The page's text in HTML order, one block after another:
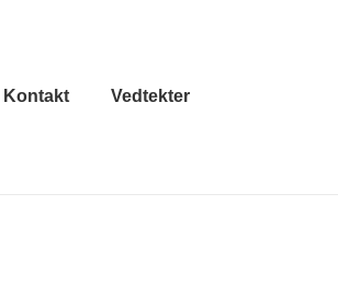
Kontakt Vedtekter